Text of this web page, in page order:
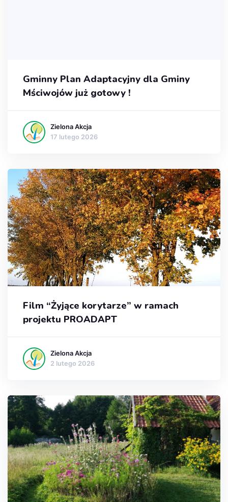
Gminny Plan Adaptacyjny dla Gminy
Mściwojów już gotowy !
Zielona Akcja
17 lutego 2026
Film “Żyjące korytarze” w ramach
projektu PROADAPT
Zielona Akcja
2 lutego 2026